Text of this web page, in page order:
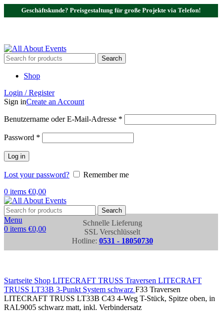
Geschäftskunde? Preisgestaltung für große Projekte via Telefon!
Search
Shop
Login / Register
Sign inCreate an Account
Benutzername oder E-Mail-Adresse *
Password *
Log in
Lost your password?
Remember me
0 items €0,00
Search
Menu
0 items €0,00
Schnelle Lieferung
SSL Verschlüsselt
Hotline: 0531 - 18050730
Startseite Shop LITECRAFT TRUSS Traversen LITECRAFT
TRUSS LT33B 3-Punkt System schwarz F33 Traversen
LITECRAFT TRUSS LT33B C43 4-Weg T-Stück, Spitze oben, in
RAL9005 schwarz matt, inkl. Verbindersatz